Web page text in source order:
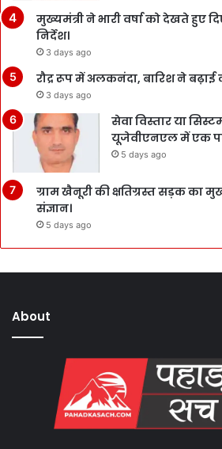
मुख्यमंत्री ने भारी वर्षा को देखते हुए
निर्देश।
3 days ago
रौद्र रूप में अलकनंदा, बारिश ने बढ़ाई
3 days ago
सेवा विस्तार या
यूजेवीएनएल में एक
5 days ago
ग्राम खैनूरी की क्षतिग्रस्त सड़क का
संज्ञान।
5 days ago
About